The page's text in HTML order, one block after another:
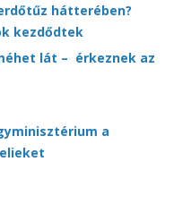
hátterében?
kezdődtek
lát – érkeznek az
a